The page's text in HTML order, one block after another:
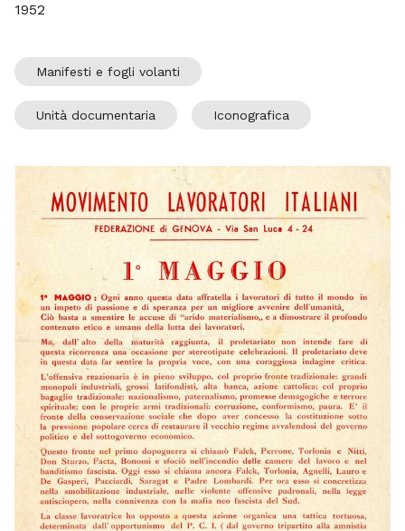
1952
Manifesti e fogli volanti
Unità documentaria Iconografica